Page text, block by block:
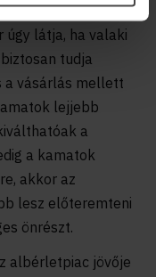
az albérletet
úgy látja, ha valaki
tudja
a vásárlás mellett
lejjebb
a
a kamatok
akkor az
lesz előteremteni
önrészt.
albérletpiac jövője